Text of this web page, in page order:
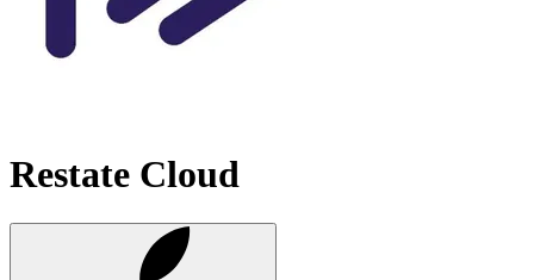
Restate Cloud